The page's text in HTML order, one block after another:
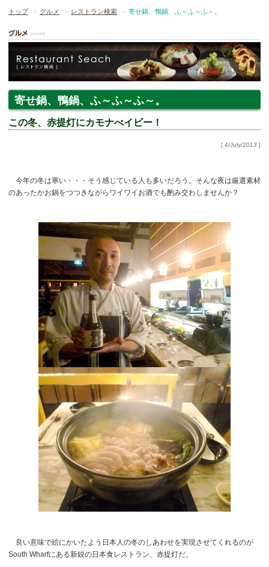
トップ グルメ レストラン検索 寄せ鍋、鴨鍋、ふ～ふ～ふ～。
寄せ鍋、鴨鍋、ふ～ふ～ふ～。
この冬、赤提灯にカモナべイビー！
[ 4/July/2013 ]
今年の冬は寒い・・・そう感じている人も多いだろう。そんな夜は厳選素材
のあったかお鍋をつつきながらワイワイお酒でも酌み交わしませんか？
良い意味で絵にかいたよう日本人の冬のしあわせを実現させてくれるのが
South Wharfにある新鋭の日本食レストラン、赤提灯だ。